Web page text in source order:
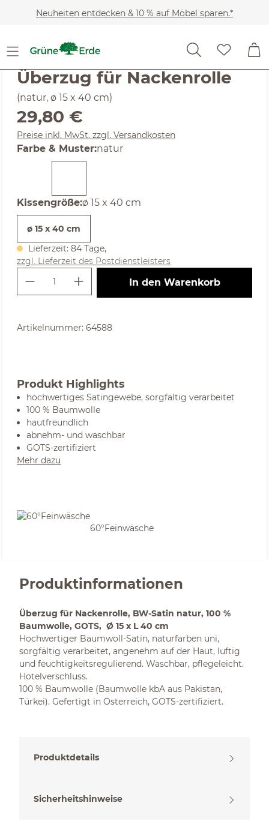
Zum Hauptinhalt springen
Neuheiten entdecken & 10 % auf Möbel sparen.*
Durchschnittliche Bewertung von 4.55 von 5 Sternen
(4.55) 11 Bewertungen
Überzug für Nackenrolle
(natur, ø 15 x 40 cm)
Regulärer Preis:
29,80 €
Preise inkl. MwSt. zzgl. Versandkosten
Farbe & Musterauswählen
:natur
Kissengrößeauswählen
:ø 15 x 40 cm
ø 15 x 40 cm
Lieferzeit: 84 Tage,
zzgl. Lieferzeit des Postdienstleisters
Produkt Anzahl: Gib den
In den Warenkorb
Artikelnummer: 64588
Produkt Highlights
hochwertiges Satingewebe, sorgfältig verarbeitet
100 % Baumwolle
hautfreundlich
abnehm- und waschbar
GOTS-zertifiziert
Mehr dazu
60°Feinwäsche
Produktinformationen
Überzug für Nackenrolle, BW-Satin natur, 100 %
Baumwolle, GOTS, Ø 15 x L 40 cm
Hochwertiger Baumwoll-Satin, naturfarben uni,
sorgfältig verarbeitet, angenehm auf der Haut, luftig
und feuchtigkeitsregulierend. Waschbar, pflegeleicht.
Hotelverschluss.
100 % Baumwolle (Baumwolle kbA aus Pakistan,
Türkei). Gefertigt in Österreich, GOTS-zertifiziert.
Produktdetails
Sicherheitshinweise